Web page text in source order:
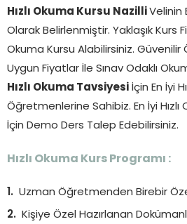
Hızlı Okuma Kursu Nazilli Velinin
Olarak Belirlenmiştir. Yaklaşık Kurs
Okuma Kursu Alabilirsiniz.
Uygun Fiyatlar İle Sınav Odaklı
Hızlı Okuma Tavsiyesi
İçin En İyi
Öğretmenlerine Sahibiz. En İyi
İçin Demo Ders Talep Edebilirsiniz.
Hızlı Okuma Kurs Programı :
Uzman Öğretmenden Birebir
Kişiye Özel Hazırlanan